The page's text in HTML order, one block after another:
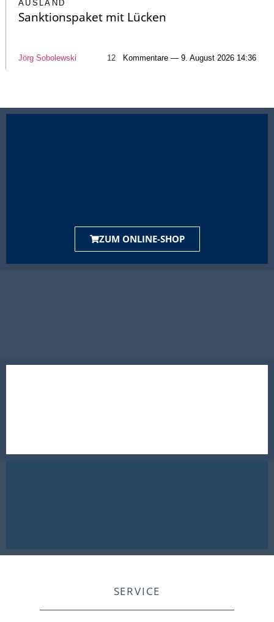
AUSLAND
Sanktionspaket mit Lücken
Jörg Sobolewski 12 Kommentare — 9. August 2026 14:36
ZUM ONLINE-SHOP
SERVICE